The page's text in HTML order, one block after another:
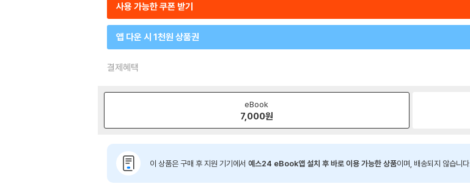
사용 가능한 쿠폰 받기
앱 다운 시 1천원 상품권
결제혜택
eBook
7,000원
이 상품은 구매 후 지원 기기에서 예스24 eBook앱 설치 후 바로 이용 가능한 상품이며, 배송되지 않습니다.